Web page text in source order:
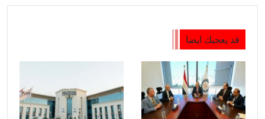
قد يعجبك ايضا